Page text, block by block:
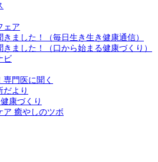
ェア
きました！（毎日生き生き健康通信）
ました！（口から始まる健康づくり）
ビ
門医に聞く
だより
康づくり
ア 癒やしのツボ